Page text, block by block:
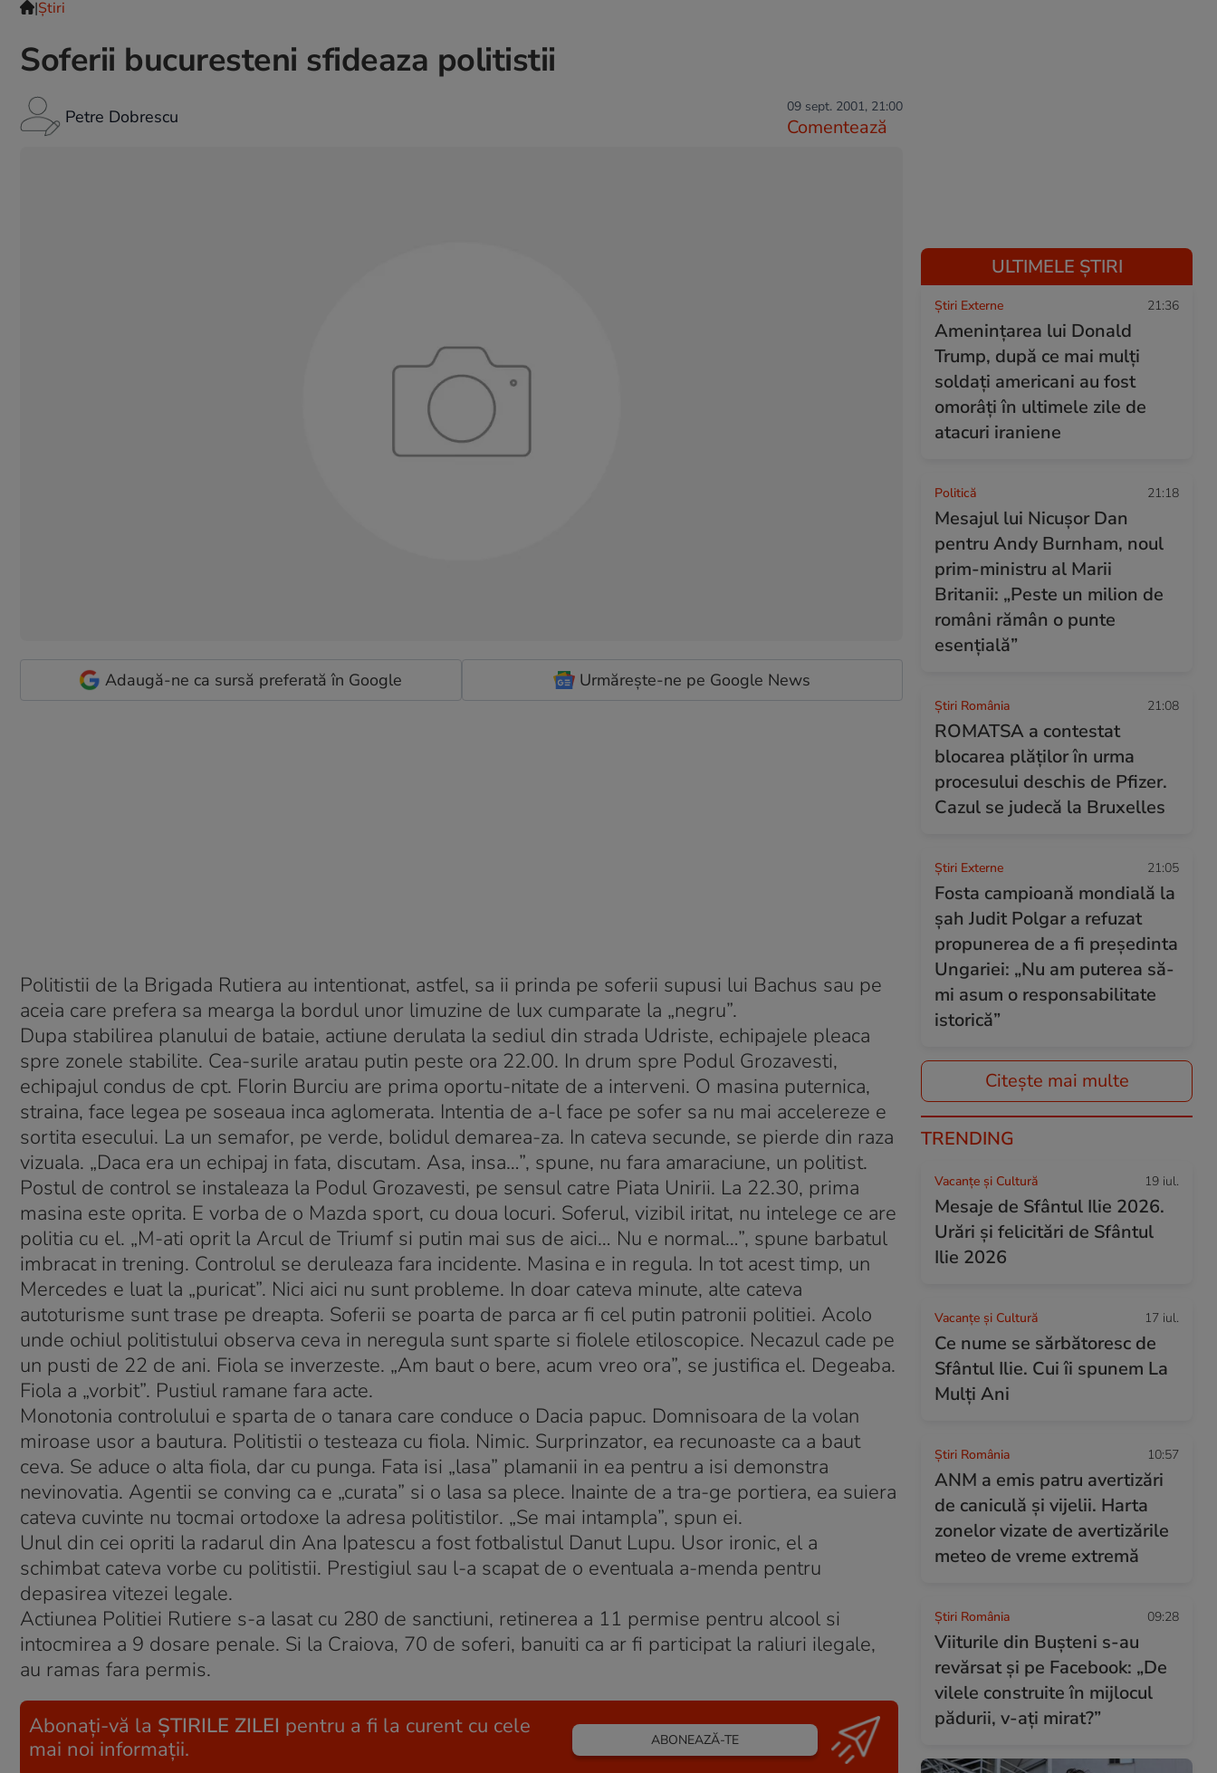
|Ştiri
Soferii bucuresteni sfideaza politistii
Petre Dobrescu 09 sept. 2001, 21:00
Comentează
Adaugă-ne ca sursă preferată în Google Urmărește-ne pe Google News
Politistii de la Brigada Rutiera au intentionat, astfel, sa ii prinda pe soferii supusi lui Bachus sau pe
aceia care prefera sa mearga la bordul unor limuzine de lux cumparate la „negru”.
Dupa stabilirea planului de bataie, actiune derulata la sediul din strada Udriste, echipajele pleaca
spre zonele stabilite. Cea-surile aratau putin peste ora 22.00. In drum spre Podul Grozavesti,
echipajul condus de cpt. Florin Burciu are prima oportu-nitate de a interveni. O masina puternica,
straina, face legea pe soseaua inca aglomerata. Intentia de a-l face pe sofer sa nu mai accelereze e
sortita esecului. La un semafor, pe verde, bolidul demarea-za. In cateva secunde, se pierde din raza
vizuala. „Daca era un echipaj in fata, discutam. Asa, insa…”, spune, nu fara amaraciune, un politist.
Postul de control se instaleaza la Podul Grozavesti, pe sensul catre Piata Unirii. La 22.30, prima
masina este oprita. E vorba de o Mazda sport, cu doua locuri. Soferul, vizibil iritat, nu intelege ce are
politia cu el. „M-ati oprit la Arcul de Triumf si putin mai sus de aici… Nu e normal…”, spune barbatul
imbracat in trening. Controlul se deruleaza fara incidente. Masina e in regula. In tot acest timp, un
Mercedes e luat la „puricat”. Nici aici nu sunt probleme. In doar cateva minute, alte cateva
autoturisme sunt trase pe dreapta. Soferii se poarta de parca ar fi cel putin patronii politiei. Acolo
unde ochiul politistului observa ceva in neregula sunt sparte si fiolele etiloscopice. Necazul cade pe
un pusti de 22 de ani. Fiola se inverzeste. „Am baut o bere, acum vreo ora”, se justifica el. Degeaba.
Fiola a „vorbit”. Pustiul ramane fara acte.
Monotonia controlului e sparta de o tanara care conduce o Dacia papuc. Domnisoara de la volan
miroase usor a bautura. Politistii o testeaza cu fiola. Nimic. Surprinzator, ea recunoaste ca a baut
ceva. Se aduce o alta fiola, dar cu punga. Fata isi „lasa” plamanii in ea pentru a isi demonstra
nevinovatia. Agentii se conving ca e „curata” si o lasa sa plece. Inainte de a tra-ge portiera, ea suiera
cateva cuvinte nu tocmai ortodoxe la adresa politistilor. „Se mai intampla”, spun ei.
Unul din cei opriti la radarul din Ana Ipatescu a fost fotbalistul Danut Lupu. Usor ironic, el a
schimbat cateva vorbe cu politistii. Prestigiul sau l-a scapat de o eventuala a-menda pentru
depasirea vitezei legale.
Actiunea Politiei Rutiere s-a lasat cu 280 de sanctiuni, retinerea a 11 permise pentru alcool si
intocmirea a 9 dosare penale. Si la Craiova, 70 de soferi, banuiti ca ar fi participat la raliuri ilegale,
au ramas fara permis.
Abonați-vă la ȘTIRILE ZILEI pentru a fi la curent cu cele
mai noi informații.
ABONEAZĂ-TE
ULTIMELE ȘTIRI
Știri Externe 21:36
Amenințarea lui Donald
Trump, după ce mai mulți
soldați americani au fost
omorâți în ultimele zile de
atacuri iraniene
Politică 21:18
Mesajul lui Nicușor Dan
pentru Andy Burnham, noul
prim-ministru al Marii
Britanii: „Peste un milion de
români rămân o punte
esențială”
Știri România 21:08
ROMATSA a contestat
blocarea plăţilor în urma
procesului deschis de Pfizer.
Cazul se judecă la Bruxelles
Știri Externe 21:05
Fosta campioană mondială la
șah Judit Polgar a refuzat
propunerea de a fi președinta
Ungariei: „Nu am puterea să-
mi asum o responsabilitate
istorică”
Citește mai multe
TRENDING
Vacanțe și Cultură 19 iul.
Mesaje de Sfântul Ilie 2026.
Urări și felicitări de Sfântul
Ilie 2026
Vacanțe și Cultură 17 iul.
Ce nume se sărbătoresc de
Sfântul Ilie. Cui îi spunem La
Mulți Ani
Știri România 10:57
ANM a emis patru avertizări
de caniculă și vijelii. Harta
zonelor vizate de avertizările
meteo de vreme extremă
Știri România 09:28
Viiturile din Bușteni s-au
revărsat și pe Facebook: „De
vilele construite în mijlocul
pădurii, v-ați mirat?”